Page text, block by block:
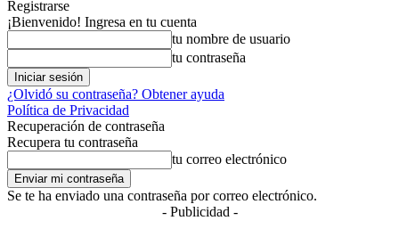
Registrarse
¡Bienvenido! Ingresa en tu cuenta
tu nombre de usuario
tu contraseña
¿Olvidó su contraseña? Obtener ayuda
Política de Privacidad
Recuperación de contraseña
Recupera tu contraseña
tu correo electrónico
Se te ha enviado una contraseña por correo electrónico.
- Publicidad -